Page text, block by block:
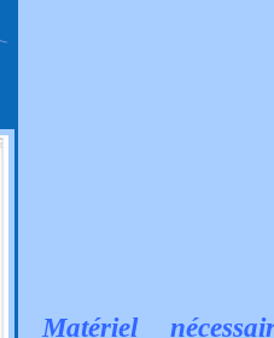
Matériel